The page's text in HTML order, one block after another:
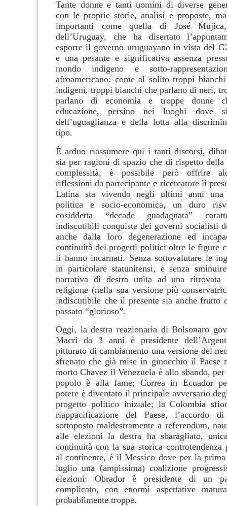
Tante donne e tanti uomini di diverse
con le proprie storie, analisi e proposte, ma
importanti come quella di José Mujica,
dell’Uruguay, che ha disertato
esporre il governo uruguayano in vista del
e una pesante e significativa assenza
mondo indigeno e sotto-
afroamericano: come al solito troppi
indigeni, troppi bianchi che parlano di neri,
parlano di economia e troppe donne
educazione, persino nei luoghi dove
dell’uguaglianza e della lotta alla
tipo.
È arduo riassumere qui i tanti discorsi,
sia per ragioni di spazio che di rispetto
complessità, è possibile però offrire
riflessioni da partecipante e ricercatore lì
Latina sta vivendo negli ultimi anni una
politica e socio-economica, un duro
cosiddetta “decade guadagnata”
indiscutibili conquiste dei governi socialisti
anche dalla loro degenerazione ed
continuità dei progetti politici oltre le figure
li hanno incarnati. Senza sottovalutare le
in particolare statunitensi, e senza
narrativa di destra unita ad una ritrovata
religione (nella sua versione più
indiscutibile che il presente sia anche frutto
passato “glorioso”.
Oggi, la destra reazionaria di Bolsonaro
Macri da 3 anni è presidente
pitturato di cambiamento una versione del
sfrenato che già mise in ginocchio il Paese
morto Chavez il Venezuela è allo sbando,
popolo è alla fame; Correa in Ecuador
potere è diventato il principale avversario
progetto politico iniziale; la Colombia
riappacificazione del Paese, l’accordo
sottoposto maldestramente a referendum,
alle elezioni la destra ha sbaragliato,
continuità con la sua storica controtendenza
al continente, è il Messico dove per la
luglio una (ampissima) coalizione
elezioni: Obrador è presidente di un
complicato, con enormi aspettative
probabilmente troppe.